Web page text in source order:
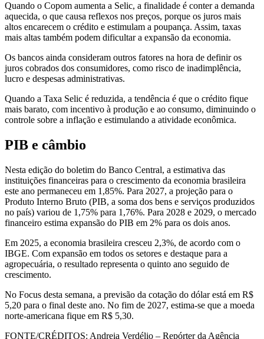
Quando o Copom aumenta a Selic, a finalidade é conter a demanda
aquecida, o que causa reflexos nos preços, porque os juros mais
altos encarecem o crédito e estimulam a poupança. Assim, taxas
mais altas também podem dificultar a expansão da economia.
Os bancos ainda consideram outros fatores na hora de definir os
juros cobrados dos consumidores, como risco de inadimplência,
lucro e despesas administrativas.
Quando a Taxa Selic é reduzida, a tendência é que o crédito fique
mais barato, com incentivo à produção e ao consumo, diminuindo o
controle sobre a inflação e estimulando a atividade econômica.
PIB e câmbio
Nesta edição do boletim do Banco Central, a estimativa das
instituições financeiras para o crescimento da economia brasileira
este ano permaneceu em 1,85%. Para 2027, a projeção para o
Produto Interno Bruto (PIB, a soma dos bens e serviços produzidos
no país) variou de 1,75% para 1,76%. Para 2028 e 2029, o mercado
financeiro estima expansão do PIB em 2% para os dois anos.
Em 2025, a economia brasileira cresceu 2,3%, de acordo com o
IBGE. Com expansão em todos os setores e destaque para a
agropecuária, o resultado representa o quinto ano seguido de
crescimento.
No Focus desta semana, a previsão da cotação do dólar está em R$
5,20 para o final deste ano. No fim de 2027, estima-se que a moeda
norte-americana fique em R$ 5,30.
FONTE/CRÉDITOS: Andreia Verdélio – Repórter da Agência